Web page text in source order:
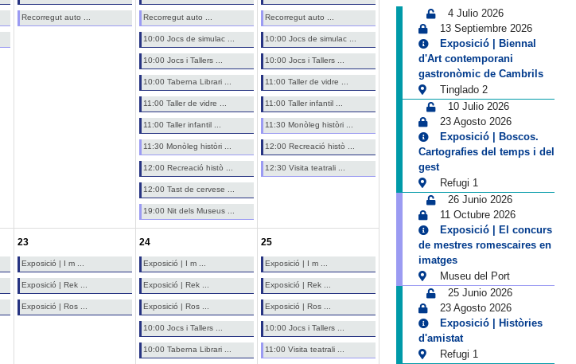
Recorregut auto ... Recorregut auto ...
10:00 Jocs de simulac ...
10:00 Jocs i Tallers ...
10:00 Taberna Librari ...
11:00 Taller de vidre ...
11:00 Taller infantil ...
11:30 Monòleg històri ...
12:00 Recreació histò ...
12:00 Tast de cervese ...
19:00 Nit dels Museus ...
Recorregut auto ...
10:00 Jocs de simulac ...
10:00 Jocs i Tallers ...
11:00 Taller de vidre ...
11:00 Taller infantil ...
11:30 Monòleg històri ...
12:00 Recreació histò ...
12:30 Visita teatrali ...
23
Exposició | I m ...
Exposició | Rek ...
Exposició | Ros ...
24
Exposició | I m ...
Exposició | Rek ...
Exposició | Ros ...
10:00 Jocs i Tallers ...
10:00 Taberna Librari ...
25
Exposició | I m ...
Exposició | Rek ...
Exposició | Ros ...
10:00 Jocs i Tallers ...
11:00 Visita teatrali ...
4 Julio 2026
13 Septiembre 2026
Exposició | Biennal
d'Art contemporani
gastronòmic de Cambrils
Tinglado 2
10 Julio 2026
23 Agosto 2026
Exposició | Boscos.
Cartografies del temps i del
gest
Refugi 1
26 Junio 2026
11 Octubre 2026
Exposició | El concurs
de mestres romescaires en
imatges
Museu del Port
25 Junio 2026
23 Agosto 2026
Exposició | Històries
d'amistat
Refugi 1